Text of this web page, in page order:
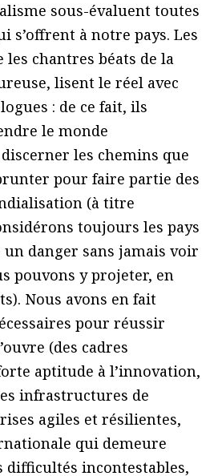
sous-évaluent toutes
s’offrent à notre pays. Les
les chantres béats de la
lisent le réel avec
: de ce fait, ils
le monde
les chemins que
pour faire partie des
(à titre
toujours les pays
danger sans jamais voir
pouvons y projeter, en
Nous avons en fait
pour réussir
(des cadres
aptitude à l’innovation,
infrastructures de
agiles et résilientes,
qui demeure
difficultés incontestables,